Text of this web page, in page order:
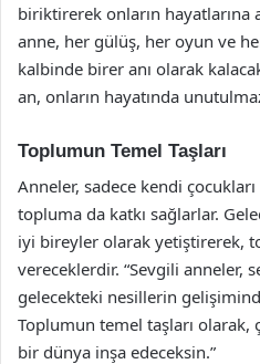
biriktirerek onların hayatlarına
anne, her gülüş, her oyun ve
kalbinde birer anı olarak
an, onların hayatında
Toplumun Temel Taşları
Anneler, sadece kendi
topluma da katkı sağlarlar.
iyi bireyler olarak yetiştirerek,
vereceklerdir. “Sevgili anneler,
gelecekteki nesillerin
Toplumun temel taşları olarak,
bir dünya inşa edeceksin.”